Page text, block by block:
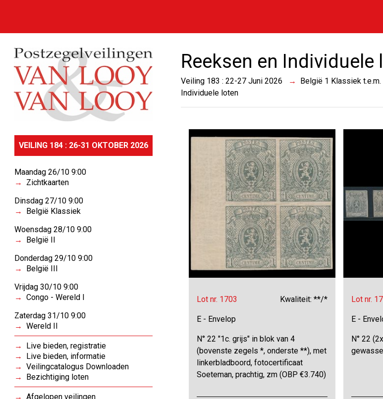
VEILING 184 : 26-31 OKTOBER 2026
Maandag 26/10 9:00
Zichtkaarten
Dinsdag 27/10 9:00
België Klassiek
Woensdag 28/10 9:00
België II
Donderdag 29/10 9:00
België III
Vrijdag 30/10 9:00
Congo - Wereld I
Zaterdag 31/10 9:00
Wereld II
Live bieden, registratie
Live bieden, informatie
Veilingcatalogus Downloaden
Bezichtiging loten
Afgelopen veilingen
Reeksen en Individuele
Veiling 183 : 22-27 Juni 2026 België 1 Klassiek
Individuele loten
Lot nr. 1703 Kwaliteit: **/*
E - Envelop
N° 22 "1c. grijs" in blok van 4
(bovenste zegels *, onderste **), met
linkerbladboord, fotocertificaat
Soeteman, prachtig, zm (OBP €3.740)
Lot nr.
E -
N° 22